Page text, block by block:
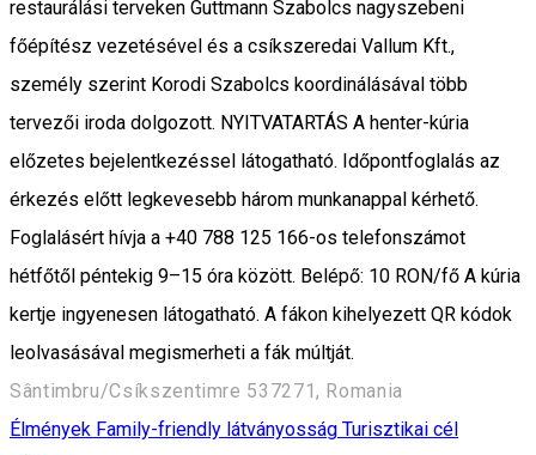
restaurálási terveken Guttmann Szabolcs nagyszebeni
főépítész vezetésével és a csíkszeredai Vallum Kft.,
személy szerint Korodi Szabolcs koordinálásával több
tervezői iroda dolgozott. NYITVATARTÁS A henter-kúria
előzetes bejelentkezéssel látogatható. Időpontfoglalás az
érkezés előtt legkevesebb három munkanappal kérhető.
Foglalásért hívja a +40 788 125 166-os telefonszámot
hétfőtől péntekig 9–15 óra között. Belépő: 10 RON/fő A kúria
kertje ingyenesen látogatható. A fákon kihelyezett QR kódok
leolvasásával megismerheti a fák múltját.
Sântimbru/Csíkszentimre 537271, Romania
Élmények Family-friendly látványosság Turisztikai cél